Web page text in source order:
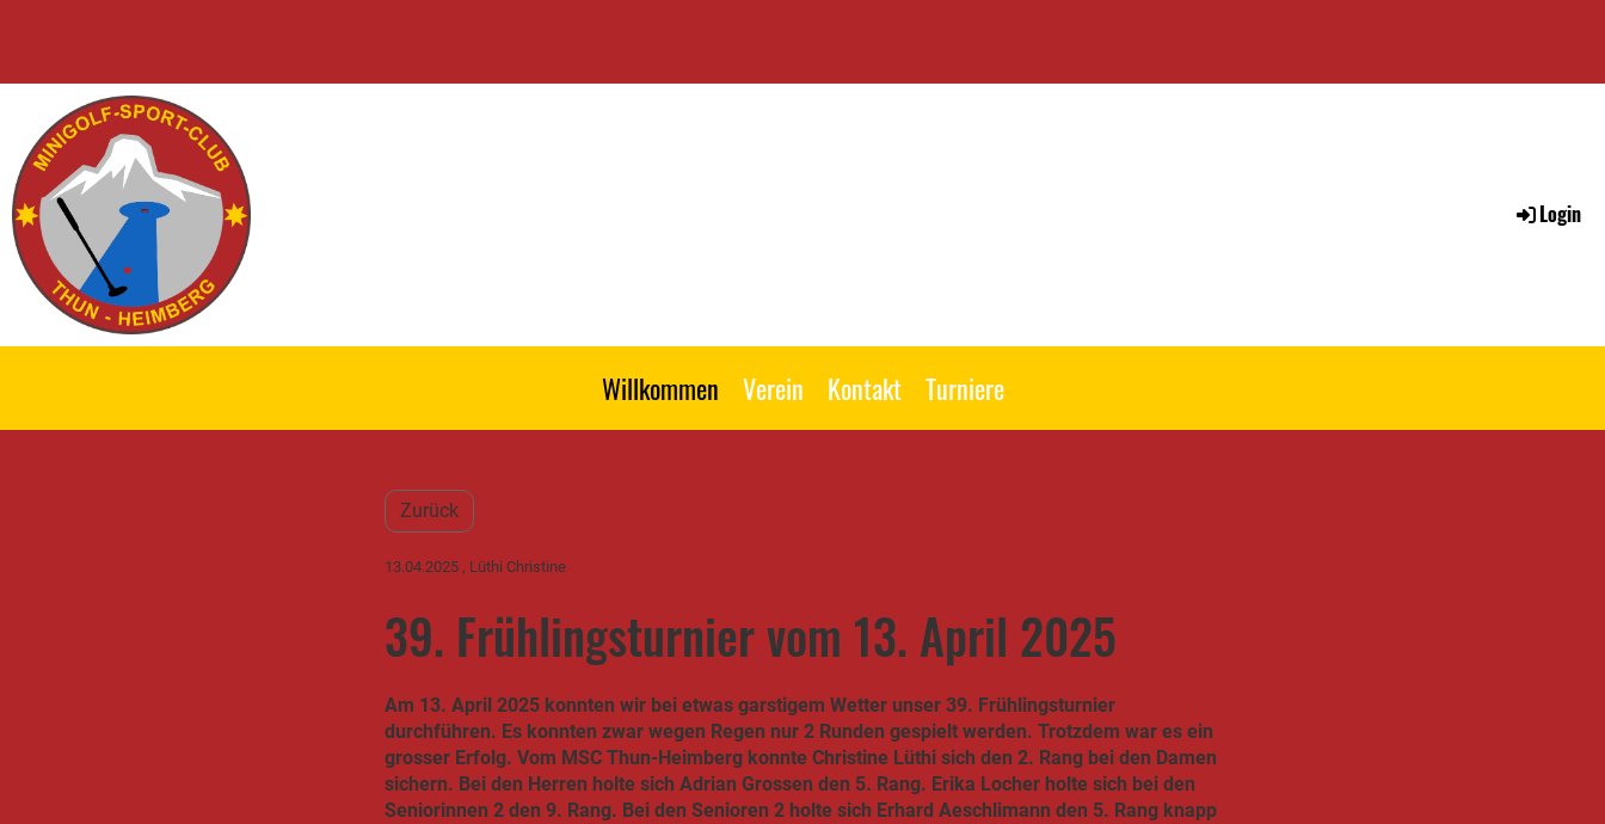
Login
Willkommen Verein Kontakt Turniere
Zurück
13.04.2025, Lüthi Christine
39. Frühlingsturnier vom 13. April 2025
Am 13. April 2025 konnten wir bei etwas garstigem Wetter unser 39. Frühlingsturnier
durchführen. Es konnten zwar wegen Regen nur 2 Runden gespielt werden. Trotzdem war es ein
grosser Erfolg. Vom MSC Thun-Heimberg konnte Christine Lüthi sich den 2. Rang bei den Damen
sichern. Bei den Herren holte sich Adrian Grossen den 5. Rang. Erika Locher holte sich bei den
Seniorinnen 2 den 9. Rang. Bei den Senioren 2 holte sich Erhard Aeschlimann den 5. Rang knapp